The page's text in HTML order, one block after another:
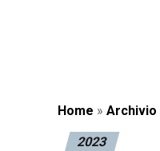
Home » Archivio
2023